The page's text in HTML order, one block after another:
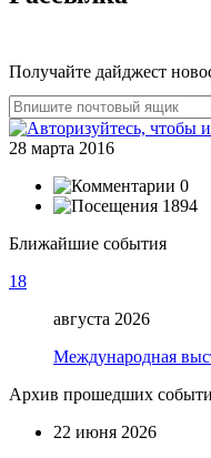
Получайте дайджест
28 марта 2016
0
1894
Ближайшие события
18
августа 2026
Международная
Архив прошедших
22 июня 2026